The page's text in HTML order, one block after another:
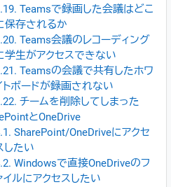
Teamsで録画した会議はどこ
保存されるか
Teams会議のレコーディング
学生がアクセスできない
Teamsの会議で共有したホワ
トボードが録画されない
チームを削除してしまった
とOneDrive
SharePoint/OneDriveにアクセ
したい
Windowsで直接OneDriveのフ
イルにアクセスしたい